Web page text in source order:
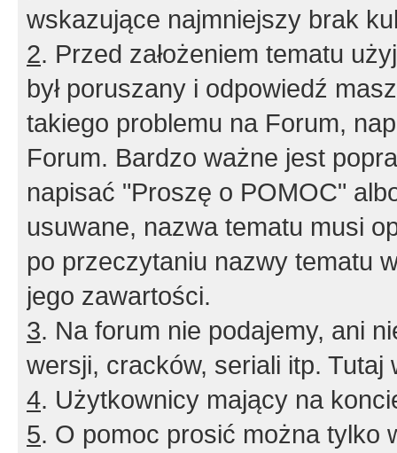
wskazujące najmniejszy brak
2. Przed założeniem tematu
był poruszany i odpowiedź
takiego problemu na Forum,
Forum. Bardzo ważne jest
napisać "Proszę o POMOC"
usuwane, nazwa tematu musi
po przeczytaniu nazwy tematu
jego zawartości.
3. Na forum nie podajemy, ani
wersji, cracków, seriali itp. Tutaj
4. Użytkownicy mający na
5. O pomoc prosić można tylko